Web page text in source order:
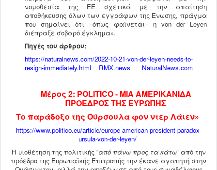
νομοθεσία της ΕΕ σχετικά με την απαίτηση
αποθήκευσης όλων των εγγράφων της Ένωσης, πράγμα
που σημαίνει ότι –όπως φαίνεται– η von der Leyen
διέπραξε σοβαρό έγκλημα».
Πηγές του άρθρου:
https://naturalnews.com/2022-10-21-von-der-leyen-needs-to-
resign-immediately.html
RMX.news NaturalNews.com
Μέρος 2: POLITICO- ΜΙΑ ΑΜΕΡΙΚΑΝΙΔΑ
ΠΡΟΕΔΡΟΣ ΤΗΣ ΕΥΡΩΠΗΣ
Το παράδοξο της Ούρσουλα φον ντερ Λάιεν»
https://www.politico.eu/article/europe-american-president-paradox-
ursula-von-der-leyen/
Η υιοθέτηση της πολιτικής “από πάνω προς τα κάτω”από την
πρόεδρο της Ευρωπαϊκής Επιτροπής την έκανε αγαπητή στην